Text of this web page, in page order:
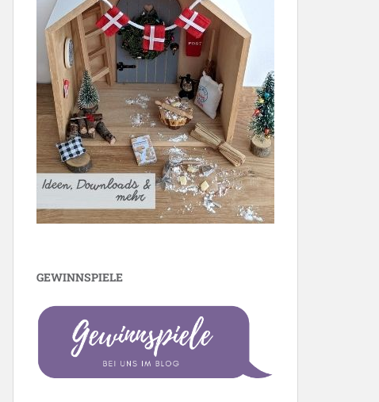
GEWINNSPIELE